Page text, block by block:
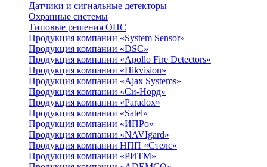
Датчики и сигнальные детекторы
Охранные системы
Типовые решения ОПС
Продукция компании «System Sensor»
Продукция компании «DSC»
Продукция компании «Apollo Fire Detectors»
Продукция компании «Hikvision»
Продукция компании «Ajax Systems»
Продукция компании «Си-Норд»
Продукция компании «Paradox»
Продукция компании «Satel»
Продукция компании «ИПРо»
Продукция компании «NAVIgard»
Продукция компании НПП «Стелс»
Продукция компании «РИТМ»